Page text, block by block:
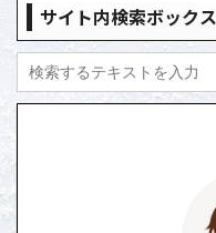
サイト内検索ボックス